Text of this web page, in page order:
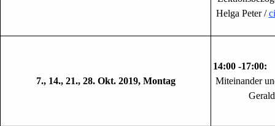
Helga Peter /
7., 14., 21., 28. Okt. 2019, Montag
14:00 -17:00:
Miteinander